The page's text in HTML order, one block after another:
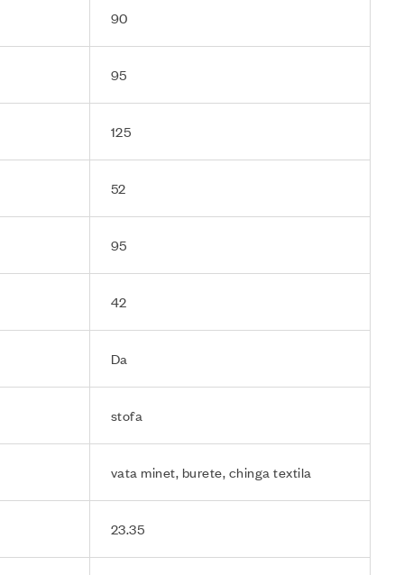
90
95
125
52
95
42
Da
stofa
vata minet, burete, chinga textila
23.35